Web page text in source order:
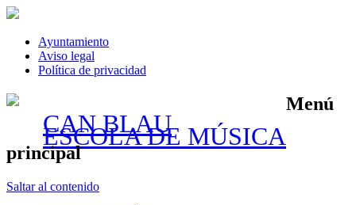
Ayuntamiento
Aviso legal
Política de privacidad
CAN BLAU
ESCOLA DE MÚSICA
Menú
principal
Saltar al contenido